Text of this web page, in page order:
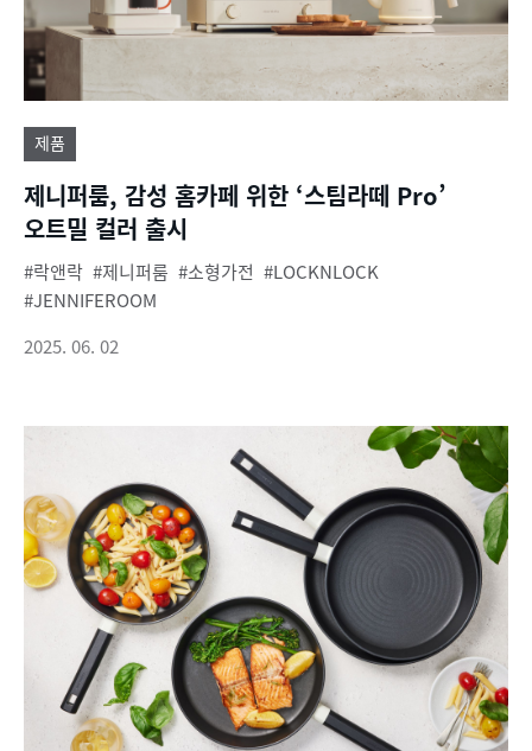
제품
제니퍼룸, 감성 홈카페 위한 ‘스팀라떼 Pro’
오트밀 컬러 출시
락앤락 제니퍼룸 소형가전
LOCKNLOCK
JENNIFEROOM
2025. 06. 02